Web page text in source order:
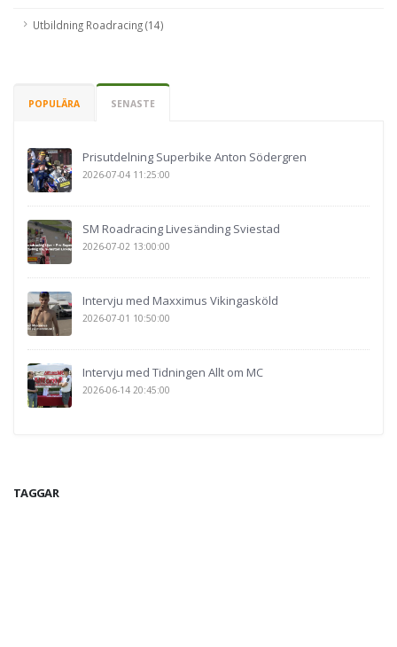
Utbildning Roadracing (14)
POPULÄRA SENASTE
Prisutdelning Superbike Anton Södergren
2026-07-04 11:25:00
SM Roadracing Livesänding Sviestad
2026-07-02 13:00:00
Intervju med Maxximus Vikingasköld
2026-07-01 10:50:00
Intervju med Tidningen Allt om MC
2026-06-14 20:45:00
TAGGAR